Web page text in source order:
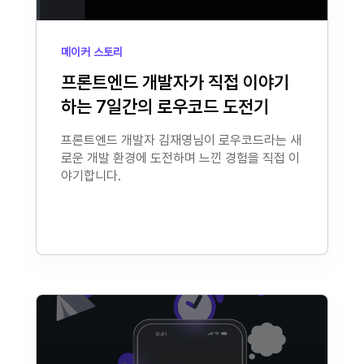
메이커 스토리
프론트엔드 개발자가 직접 이야기
하는 7일간의 로우코드 도전기
프론트엔드 개발자 김재영님이 로우코드라는 새
로운 개발 환경에 도전하며 느낀 경험을 직접 이
야기합니다.